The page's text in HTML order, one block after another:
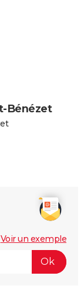
Bénézet
Voir un exemple